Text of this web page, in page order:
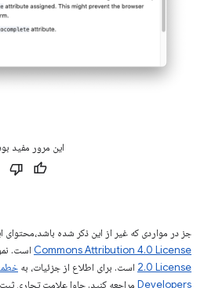
این مرور مفید
جز در مواردی که غیر از این ذکر شده
Commons Attribution 4.0 License است.
2.0 License است. برای اطلاع از جزئیات، به
Developers‏